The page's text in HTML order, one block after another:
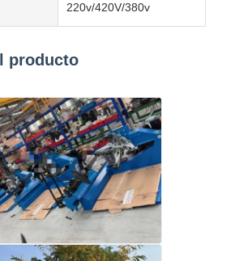
220v/420V/380v
producto